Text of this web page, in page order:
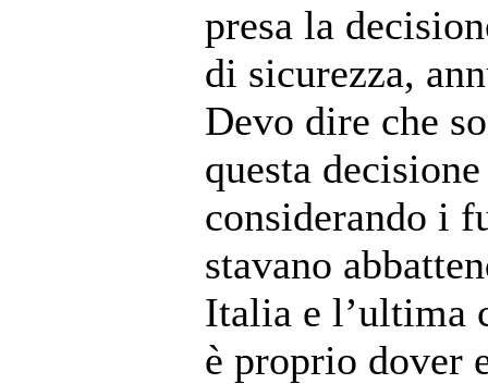
presa la
di sicurezza,
Devo dire che
questa
considerando i
stavano
Italia e l’ultima
è proprio dover